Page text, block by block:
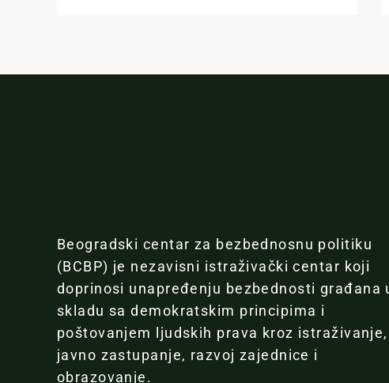
Beogradski centar za bezbednosnu politiku
(BCBP) je nezavisni istraživački centar koji
doprinosi unapređenju bezbednosti građana
skladu sa demokratskim principima i
poštovanjem ljudskih prava kroz istraživanje,
javno zastupanje, razvoj zajednice i
obrazovanje.